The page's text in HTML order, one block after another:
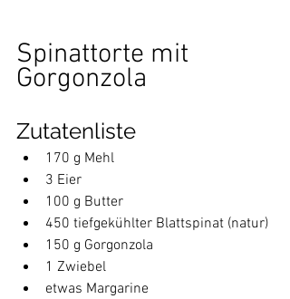
Spinattorte mit
Gorgonzola
Zutatenliste
170 g Mehl
3 Eier
100 g Butter
450 tiefgekühlter Blattspinat (natur)
150 g Gorgonzola
1 Zwiebel
etwas Margarine